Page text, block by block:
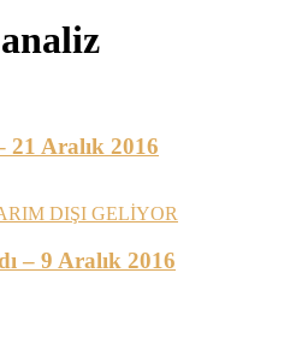
21 Aralık 2016
– 9 Aralık 2016